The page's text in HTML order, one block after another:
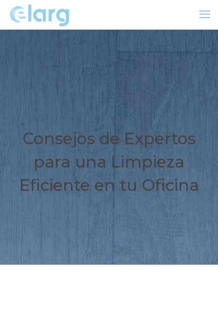
Consejos de Expertos
para una Limpieza
Eficiente en tu Oficina